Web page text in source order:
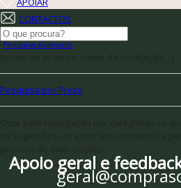
CONTACTOS
Pesquisa Avançada
Pesquisa por Preço
Apoio geral e